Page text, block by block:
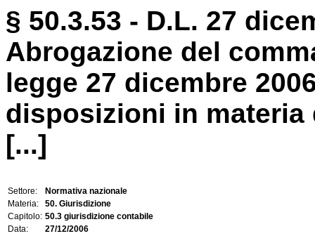
§ 50.3.53 - D.L. 27
Abrogazione del
legge 27 dicembre
disposizioni in materia
[...]
Settore:
Normativa nazionale
Materia:
50. Giurisdizione
Capitolo: 50.3 giurisdizione contabile
Data:
27/12/2006